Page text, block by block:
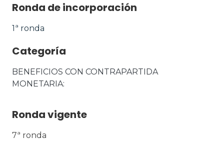
Ronda de incorporación
1ª ronda
Categoría
BENEFICIOS CON CONTRAPARTIDA
MONETARIA
Ronda vigente
7ª ronda